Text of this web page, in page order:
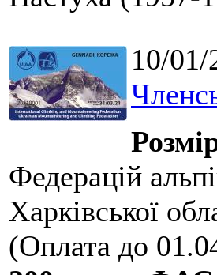
10/01/
Федерацій
Харківської
(Оплата до